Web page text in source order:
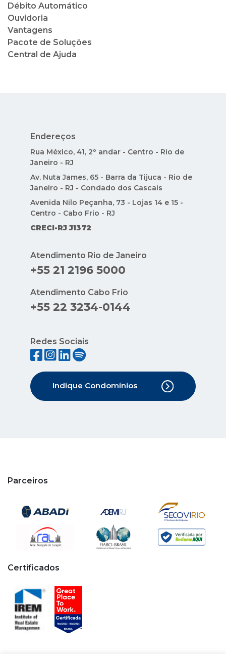
Débito Automático
Ouvidoria
Vantagens
Pacote de Soluções
Central de Ajuda
Endereços
Rua México, 41, 2º andar - Centro - Rio de
Janeiro - RJ
Av. Nuta James, 65 - Barra da Tijuca - Rio de
Janeiro - RJ - Condado dos Cascais
Avenida Nilo Peçanha, 73 - Lojas 14 e 15 -
Centro - Cabo Frio - RJ
CRECI-RJ J1372
Atendimento Rio de Janeiro
+55 21 2196 5000
Atendimento Cabo Frio
+55 22 3234-0144
Redes Sociais
Indique Condomínios
Parceiros
Certificados